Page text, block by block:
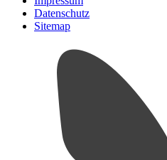
Datenschutz
Sitemap